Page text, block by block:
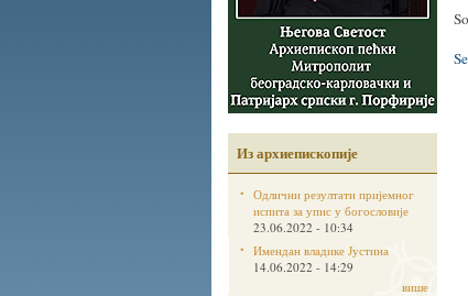
Из архиепископије
Одлични резултати пријемног
испита за упис у богословије
23.06.2022 - 10:34
Имендан владике Јустина
14.06.2022 - 14:29
више